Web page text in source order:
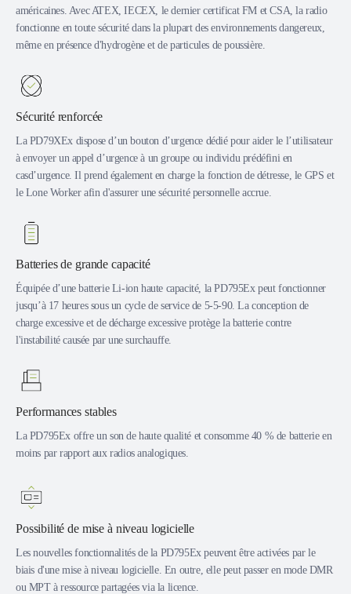
américaines. Avec ATEX, IECEX, le dernier certificat FM et CSA, la radio
fonctionne en toute sécurité dans la plupart des environnements dangereux,
même en présence d'hydrogène et de particules de poussière.
Sécurité renforcée
La PD79XEx dispose d’un bouton d’urgence dédié pour aider le l’utilisateur
à envoyer un appel d’urgence à un groupe ou individu prédéfini en
casd’urgence. Il prend également en charge la fonction de détresse, le GPS et
le Lone Worker afin d'assurer une sécurité personnelle accrue.
Batteries de grande capacité
Équipée d’une batterie Li-ion haute capacité, la PD795Ex peut fonctionner
jusqu’à 17 heures sous un cycle de service de 5-5-90. La conception de
charge excessive et de décharge excessive protège la batterie contre
l'instabilité causée par une surchauffe.
Performances stables
La PD795Ex offre un son de haute qualité et consomme 40 % de batterie en
moins par rapport aux radios analogiques.
Possibilité de mise à niveau logicielle
Les nouvelles fonctionnalités de la PD795Ex peuvent être activées par le
biais d'une mise à niveau logicielle. En outre, elle peut passer en mode DMR
ou MPT à ressource partagées via la licence.